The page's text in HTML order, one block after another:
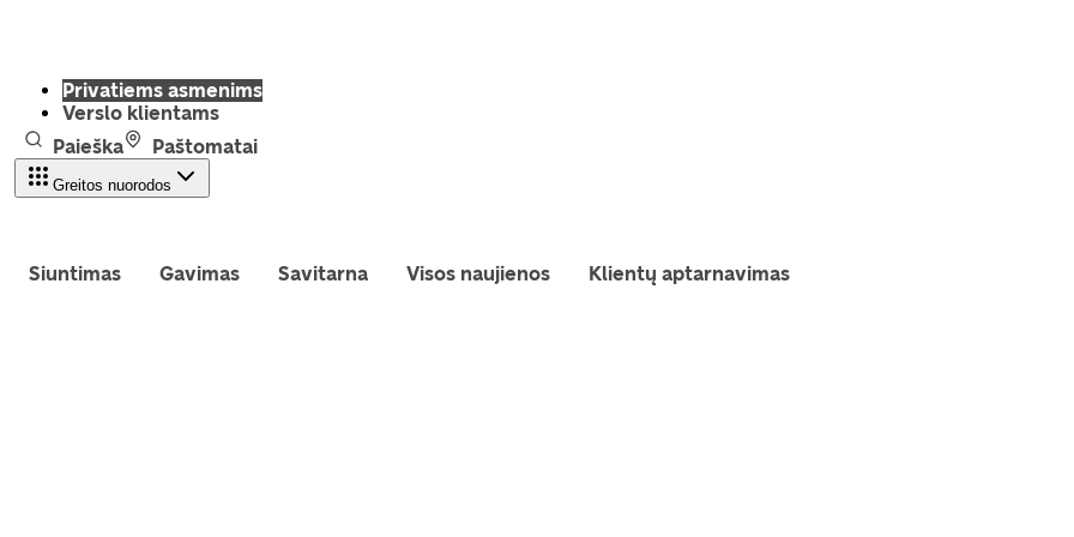
Privatiems asmenims
Verslo klientams
Paieška
Paštomatai
Greitos nuorodos
Siuntimas Gavimas Savitarna Visos naujienos Klientų aptarnavimas